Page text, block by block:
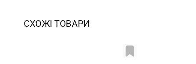
СХОЖІ ТОВАРИ